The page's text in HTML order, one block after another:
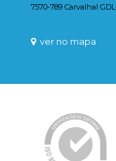
7570-789 Carvalhal GDL
ver no mapa